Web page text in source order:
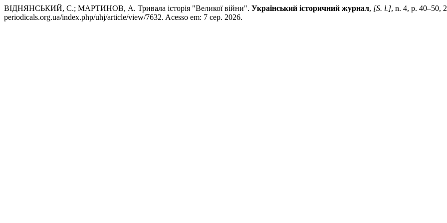
ВІДНЯНСЬКИЙ, С.; МАРТИНОВ, А. Тривала історія "Великої війни". Український історичний журнал, [S. l.], n. 4, p. 40–50,
periodicals.org.ua/index.php/uhj/article/view/7632. Acesso em: 7 сер. 2026.